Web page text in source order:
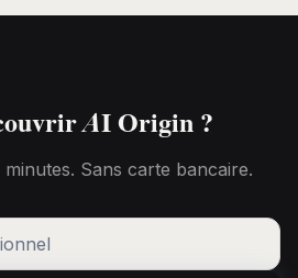
AI Origin ?
Sans carte bancaire.